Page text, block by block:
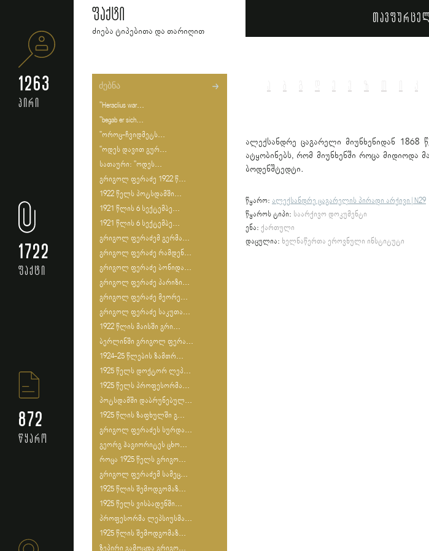
ფაქტი
ძიება ტიპებითა და თარიღით
1263
პირი
1722
ფაქტი
872
წყარო
"Heraclius war...
"begab er sich...
"ოროც-ჩვიდმეტს...
"ოდეს დავით გურ...
სათაური: "ოდეს...
გრიგოლ ფერაძე 1922 წ...
1922 წელს პოტსდამში...
1921 წლის 6 სექტემბე...
1921 წლის 6 სექტემბე...
გრიგოლ ფერაძემ გერმა...
გრიგოლ ფერაძე რამდენ...
გრიგოლ ფერაძე ბონიდა...
გრიგოლ ფერაძე პარიზი...
გრიგოლ ფერაძე მეორე...
გრიგოლ ფერაძე საკუთა...
1922 წლის მაისში გრი...
ბერლინში გრიგოლ ფერა...
1924-25 წლების ზამთრ...
1925 წელს დოქტორ ლეპ...
1925 წელს პროფესორმა...
პოტსდამში დაბრუნებულ...
1925 წლის ზაფხულში გ...
გრიგოლ ფერაძეს სურდა...
გეორგ ჰაგიორიტეს ცხო...
როცა 1925 წელს გრიგო...
გრიგოლ ფერაძემ სამეც...
1925 წლის შემოდგომაზ...
1925 წელს ვისბადენში...
პროფესორმა ლეპსიუსმა...
1925 წლის შემოდგომაზ...
ზეპირი გამოცდა გრიგო...
ზ კ
ალექსანდრე ცაგარელი მიუნხენიდან
ატყობინებს, რომ მიუნხენში როცა მიდიოდა
ბოდენშტედტი.
წყარო: ალექსანდრე ცაგარელის პირადი არქივი | N29
წყაროს ტიპი: საარქივო დოკუმენტი
ენა: ქართული
დაცულია: ხელნაწერთა ეროვნული ინსტიტუტი